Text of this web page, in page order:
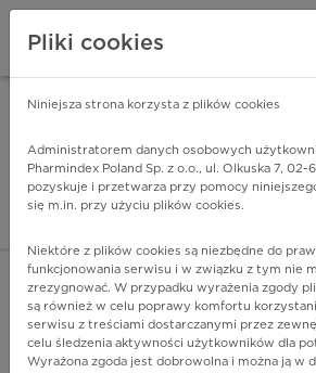
Pharmindex -
ZALOGUJ SIĘ
POKAŻ
Pliki cookies
Niniejsza strona korzysta z plików cookies
Administratorem danych osobowych
Pharmindex Poland Sp. z o.o., ul. Olkuska 7,
pozyskuje i przetwarza przy pomocy
się m.in. przy użyciu plików cookies.
Niektóre z plików cookies są niezbędne do
funkcjonowania serwisu i w związku z tym nie
zrezygnować. W przypadku wyrażenia zgody
są również w celu poprawy komfortu
serwisu z treściami dostarczanymi przez
celu śledzenia aktywności użytkowników dla
Wyrażona zgoda jest dobrowolna i można ją w
ZA DARMO - w Google Play